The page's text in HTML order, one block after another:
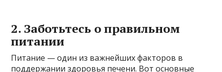
2. Заботьтесь о правильном
питании
Питание — один из важнейших факторов в
поддержании здоровья печени. Вот основные